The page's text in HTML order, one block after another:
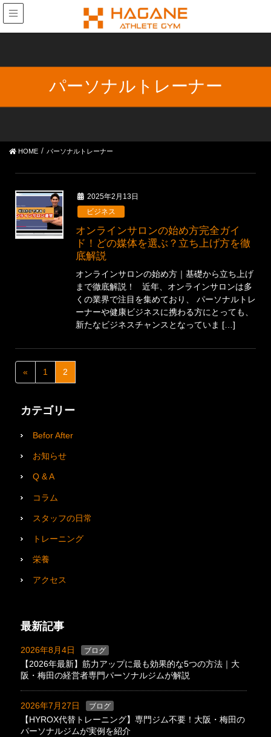
パーソナルトレーナー
HOME パーソナルトレーナー
2025年2月13日
ビジネス
オンラインサロンの始め方完全ガイ
ド！どの媒体を選ぶ？立ち上げ方を徹
底解説
オンラインサロンの始め方｜基礎から立ち上げ
まで徹底解説！ 近年、オンラインサロンは多
くの業界で注目を集めており、 パーソナルトレ
ーナーや健康ビジネスに携わる方にとっても、
新たなビジネスチャンスとなっていま […]
« 1 2
カテゴリー
Befor After
お知らせ
Q & A
コラム
スタッフの日常
トレーニング
栄養
アクセス
最新記事
2026年8月4日 ブログ
【2026年最新】筋力アップに最も効果的な5つの方法｜大
阪・梅田の経営者専門パーソナルジムが解説
2026年7月27日 ブログ
【HYROX代替トレーニング】専門ジム不要！大阪・梅田の
パーソナルジムが実例を紹介